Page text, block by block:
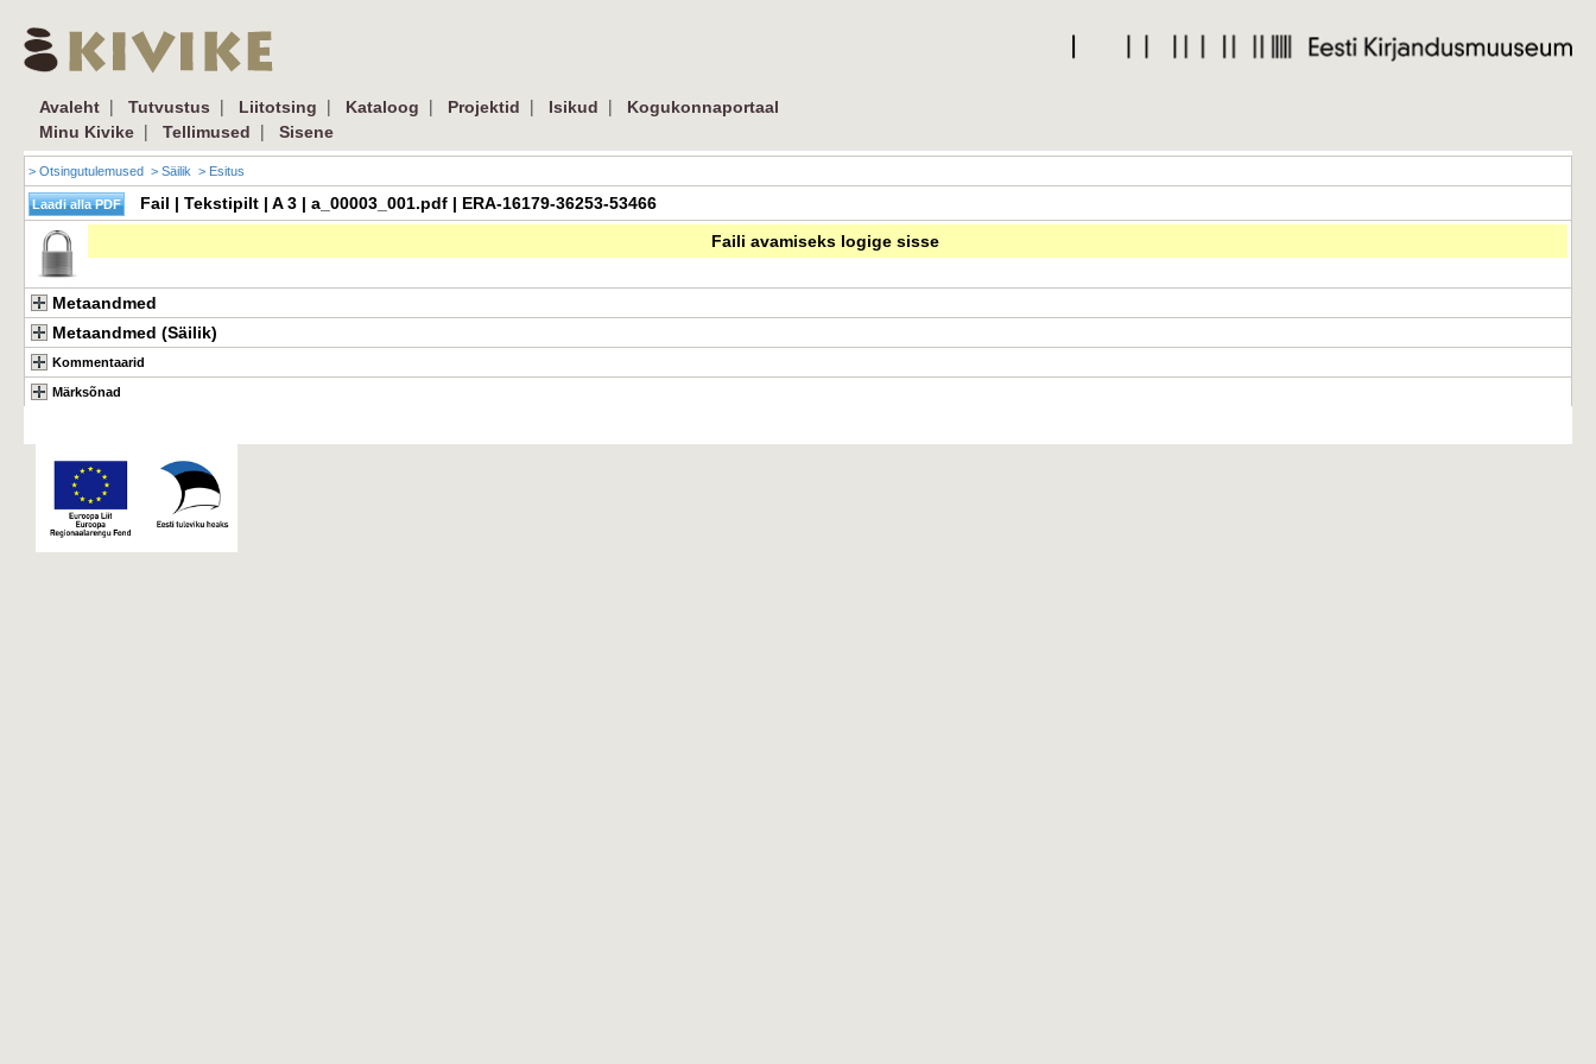
Avaleht | Tutvustus | Liitotsing | Kataloog | Projektid | Isikud |
Kogukonnaportaal
Minu Kivike | Tellimused | Sisene
> Otsingutulemused > Säilik > Esitus
Fail | Tekstipilt | A 3 | a_00003_001.pdf | ERA-16179-36253-53466
Faili avamiseks logige sisse
Metaandmed
Metaandmed (Säilik)
Kommentaarid
Märksõnad